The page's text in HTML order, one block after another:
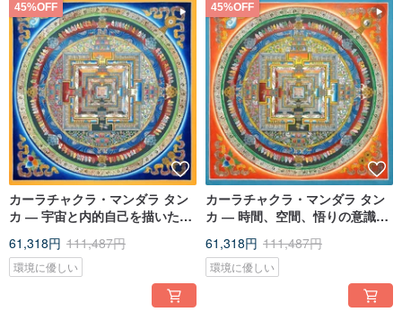
45%OFF
カーラチャクラ・マンダラ タン
カ ― 宇宙と内的自己を描いた
61,318円 111,487円
環境に優しい
45%OFF
カーラチャクラ・マンダラ タン
カ ― 時間、空間、悟りの意識を
61,318円 111,487円
環境に優しい